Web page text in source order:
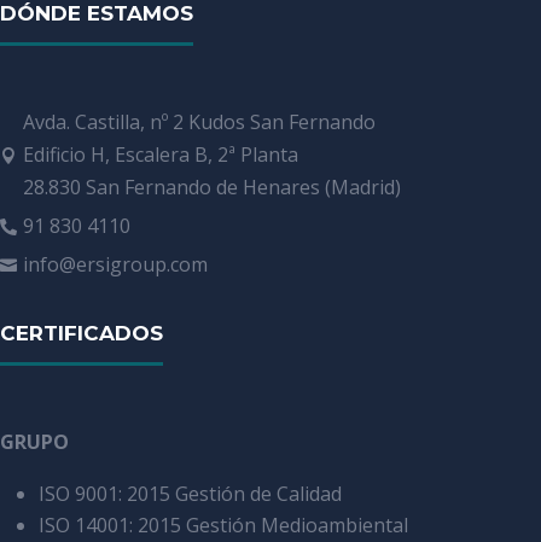
DÓNDE ESTAMOS

Avda. Castilla, nº 2 Kudos San Fernando
Edificio H, Escalera B, 2ª Planta
28.830 San Fernando de Henares (Madrid)
 91 830 4110
 info@ersigroup.com
CERTIFICADOS
GRUPO
ISO 9001: 2015 Gestión de Calidad
ISO 14001: 2015 Gestión Medioambiental